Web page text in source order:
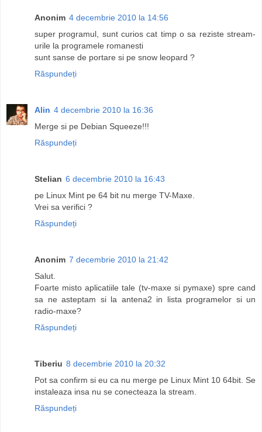
Anonim 4 decembrie 2010 la 14:56
super programul, sunt curios cat timp o sa reziste stream-
urile la programele romanesti
sunt sanse de portare si pe snow leopard ?
Răspundeți
Alin 4 decembrie 2010 la 16:36
Merge si pe Debian Squeeze!!!
Răspundeți
Stelian 6 decembrie 2010 la 16:43
pe Linux Mint pe 64 bit nu merge TV-Maxe.
Vrei sa verifici ?
Răspundeți
Anonim 7 decembrie 2010 la 21:42
Salut.
Foarte misto aplicatiile tale (tv-maxe si pymaxe) spre cand
sa ne asteptam si la antena2 in lista programelor si un
radio-maxe?
Răspundeți
Tiberiu 8 decembrie 2010 la 20:32
Pot sa confirm si eu ca nu merge pe Linux Mint 10 64bit. Se
instaleaza insa nu se conecteaza la stream.
Răspundeți